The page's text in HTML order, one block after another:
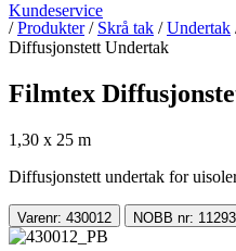
Kundeservice
/ Produkter / Skrå tak / Undertak
Diffusjonstett Undertak
Filmtex
1,30 x 25 m
Diffusjonstett undertak for
Varenr: 430012 NOBB nr: